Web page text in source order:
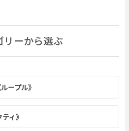
リーから選ぶ
ープル》
ィ》